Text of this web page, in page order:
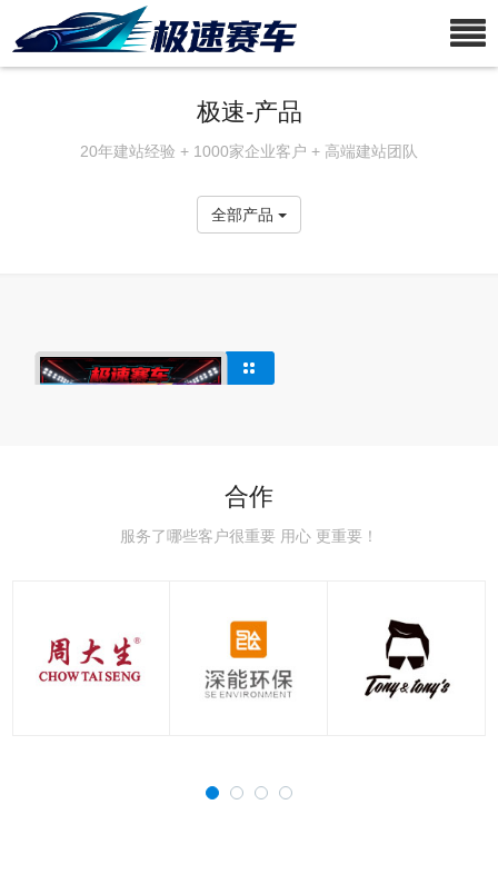
极速-产品
20年建站经验 + 1000家企业客户 + 高端建站团队
全部产品
见误区，避开90%的
力学，读懂速度背后的
统科普，稳住极速的核
识点，决定圈速与安全
道详解，车友刷圈打卡
民用跑车的核心区别解
合作
服务了哪些客户很重要 用心 更重要！